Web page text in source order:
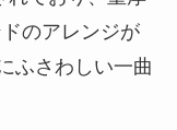
のアレンジが
ふさわしい一曲